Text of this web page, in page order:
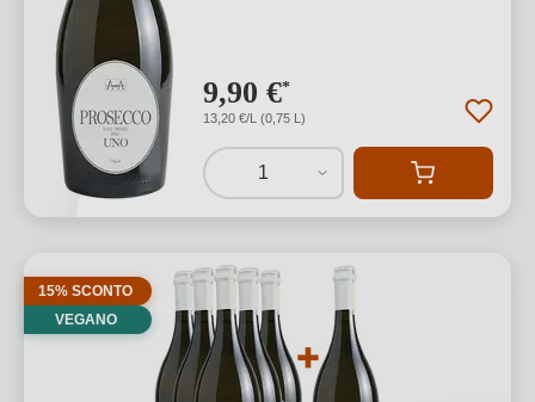
9,90 €*
13,20 €/L (0,75 L)
1
15% SCONTO
VEGANO